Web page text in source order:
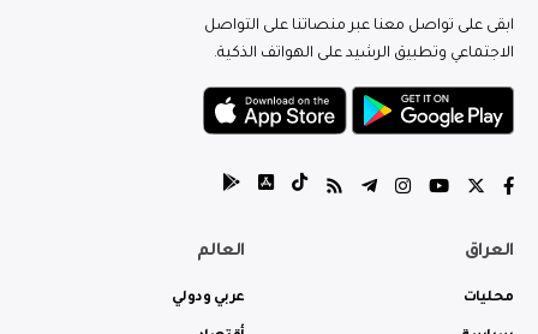
ابقى على تواصل معنا عبر منصاتنا على التواصل
الاجتماعي وتطبيق الرشيد على الهواتف الذكية.
العراق
محليات
العالم
عربي ودولي